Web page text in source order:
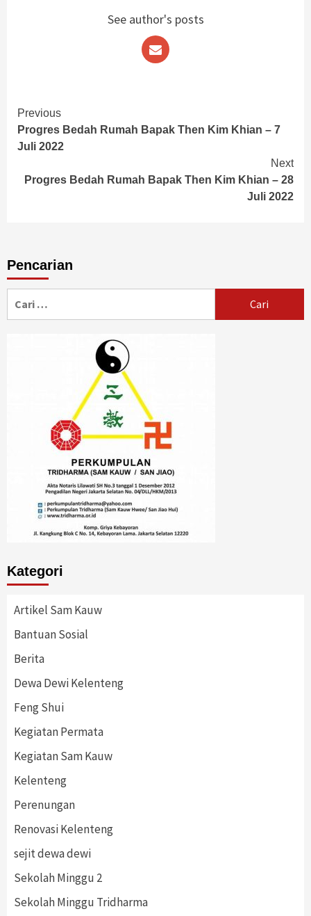
See author's posts
Continue
Reading
Previous
Progres Bedah Rumah Bapak Then Kim Khian – 7
Juli 2022
Next
Progres Bedah Rumah Bapak Then Kim Khian – 28
Juli 2022
Pencarian
untuk:
Kategori
Artikel Sam Kauw
Bantuan Sosial
Berita
Dewa Dewi Kelenteng
Feng Shui
Kegiatan Permata
Kegiatan Sam Kauw
Kelenteng
Perenungan
Renovasi Kelenteng
sejit dewa dewi
Sekolah Minggu 2
Sekolah Minggu Tridharma